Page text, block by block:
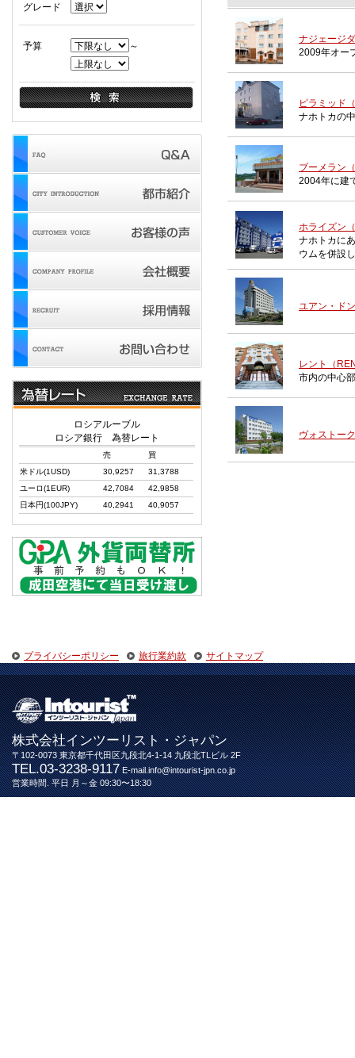
ナジェージ
2009年オー
ピラミッド
ナホトカの
ブーメラン
2004年に建
ホライズン
ナホトカに
ウムを併設
ユアン・ド
レント（
市内の中心
ヴォストー
グレード
予算 ～
ロシアルーブル
ロシア銀行 為替レート
売
買
米ドル(1USD)
30,9257
31,3788
ユーロ(1EUR)
42,7084
42,9858
日本円(100JPY)
40,2941 40,9057
プライバシーポリシー 旅行業約款 サイトマップ
株式会社インツーリスト・ジャパン
〒102-0073 東京都千代田区九段北4-1-14 九段北TLビル 2F
TEL.03-3238-9117E-mail.info@intourist-jpn.co.jp
営業時間. 平日 月～金 09:30〜18:30